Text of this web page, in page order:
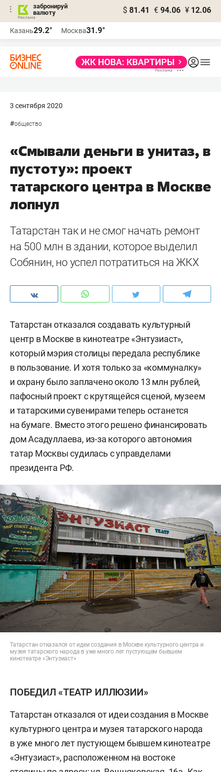
забронируй
валюту
$ 81.41 € 94.06 ¥ 12.06
Казань29.2° Москва31.9°
3 сентября 2020
#общество
«Смывали деньги в унитаз, в
пустоту»: проект
татарского центра в Москве
лопнул
Татарстан так и не смог начать ремонт
на 500 млн в здании, которое выделил
Собянин, но успел потратиться на ЖКХ
Татарстан отказался создавать культурный
центр в Москве в кинотеатре «Энтузиаст»,
который мэрия столицы передала республике
в пользование. И хотя только за «коммуналку»
и охрану было заплачено около 13 млн рублей,
пафосный проект с крутящейся сценой, музеем
и татарскими сувенирами теперь останется
на бумаге. Вместо этого решено финансировать
дом Асадуллаева, из-за которого автономия
татар Москвы судилась с управделами
президента РФ.
Татарстан отказался от идеи создания в Москве культурного центра и
музея татарского народа в уже много лет пустующем бывшем
кинотеатре «Энтузиаст»
ПОБЕДИЛ «ТЕАТР ИЛЛЮЗИИ»
Татарстан отказался от идеи создания в Москве
культурного центра и музея татарского народа
в уже много лет пустующем бывшем кинотеатре
«Энтузиаст», расположенном на востоке